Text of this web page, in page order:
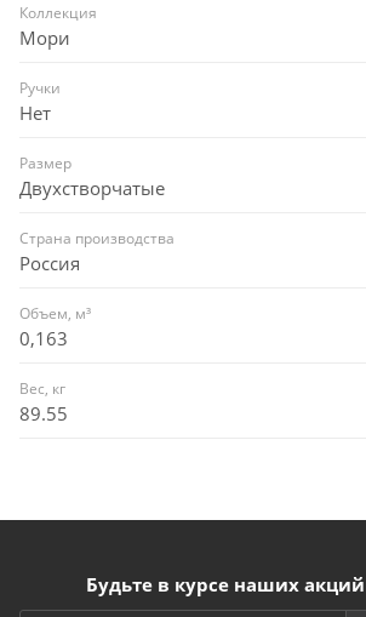
Коллекция
Мори
Ручки
Нет
Размер
Двухстворчатые
Страна производства
Россия
Объем, м³
0,163
Вес, кг
89.55
Будьте в курсе наших